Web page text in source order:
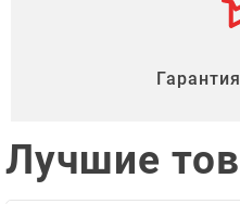
Лучшие